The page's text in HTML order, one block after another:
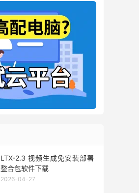
LTX-2.3 视频生成免安装部署
整合包软件下载
2026-04-27